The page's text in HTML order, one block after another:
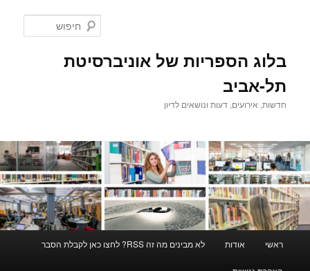
בלוג הספריות של אוניברסיטת
תל-אביב
חדשות, אירועים, דעות ונושאים לדיון
ראשי אודות לא מבינים מה זה RSS? לחצו כאן לקבלת הסבר